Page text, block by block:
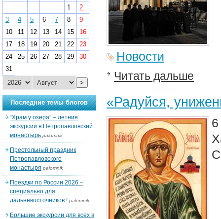
Новости
Читать дальше
«Радуйся,
1
2
3
4 5 6 7 8
9
10
11 12 13 14 15
16
17
18 19 20 21 22
23
24
25 26 27 28 29
30
31
>
Последние темы блогов
“Храм у озера” – летние
экскурсии в Петропавловский
монастырь palomnik
Престольный праздник
Петропавловского
монастыря palomnik
Поездки по России 2026 –
специально для
дальневосточников ! palomnik
Большие экскурсии для всех в